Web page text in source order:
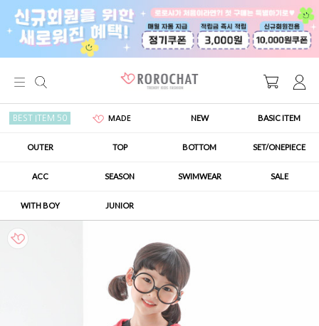
BEST ITEM 50 MADE NEW BASIC ITEM
OUTER TOP BOTTOM SET/ONEPIECE
ACC SEASON SWIMWEAR SALE
WITH BOY JUNIOR